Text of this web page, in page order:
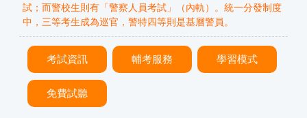
試；而警校生則有「警察人員考試」（內軌）。統一分發制度
中，三等考生成為巡官，警特四等則是基層警員。
考試資訊 輔考服務 學習模式
免費試聽